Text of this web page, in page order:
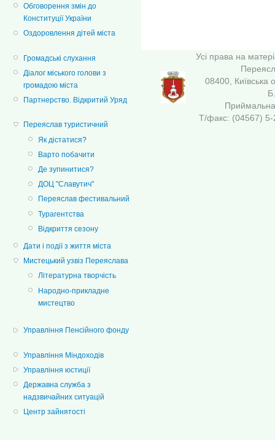
Обговорення змін до
Конституції України
Оздоровлення дітей міста
Громадські слухання
Діалог міського голови з
громадою міста
Партнерство. Відкритий Уряд
Переяслав туристичний
Як дістатися?
Варто побачити
Де зупинитися?
ДОЦ "Славутич"
Переяслав фестивальний
Турагентства
Відкриття сезону
Дати і події з життя міста
Мистецький узвіз Переяслава
Літературна творчість
Народно-прикладне
мистецтво
Управління Пенсійного фонду
Управління Міндоходів
Управління юстиції
Державна служба з
надзвичайних ситуацій
Центр зайнятості
Усі права на
08400, Київська
Т/факс: